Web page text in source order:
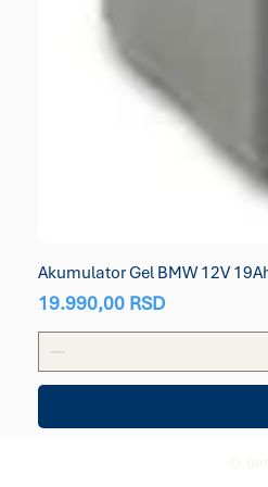
Akumulator Gel BMW 12V
Price
19.990,00 RSD